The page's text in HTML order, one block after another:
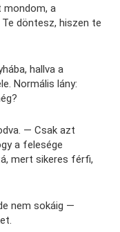
mondom, a
döntesz, hiszen te
hallva a
Normális lány:
— Csak azt
a felesége
mert sikeres férfi,
nem sokáig —